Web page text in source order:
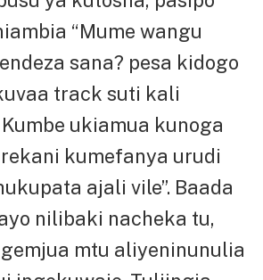
“Mume wangu
sana? pesa kidogo
track suti kali
ukiamua kunoga
kumefanya urudi
ajali vile”. Baada
nilibaki nacheka tu,
mtu aliyeninunulia